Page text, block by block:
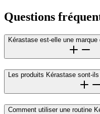
Questions
Kérastase est-elle une
Les produits Kérastase sont-
Comment utiliser une routine